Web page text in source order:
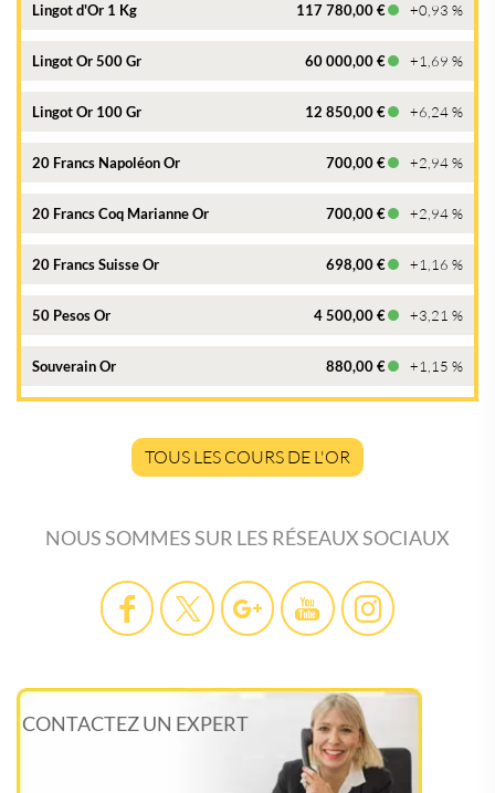
Lingot d'Or 1 Kg 117 780,00 € +0,93 %
Lingot Or 500 Gr 60 000,00 € +1,69 %
Lingot Or 100 Gr 12 850,00 € +6,24 %
20 Francs Napoléon Or 700,00 € +2,94 %
20 Francs Coq Marianne Or 700,00 € +2,94 %
20 Francs Suisse Or 698,00 € +1,16 %
50 Pesos Or 4 500,00 € +3,21 %
Souverain Or 880,00 € +1,15 %
TOUS LES COURS DE L'OR
NOUS SOMMES SUR LES RÉSEAUX SOCIAUX
CONTACTEZ UN EXPERT